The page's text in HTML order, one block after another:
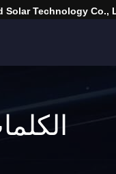
Technology Co.,